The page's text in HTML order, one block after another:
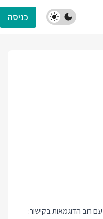
כניסה
רוב הדוגמאות בקישור: